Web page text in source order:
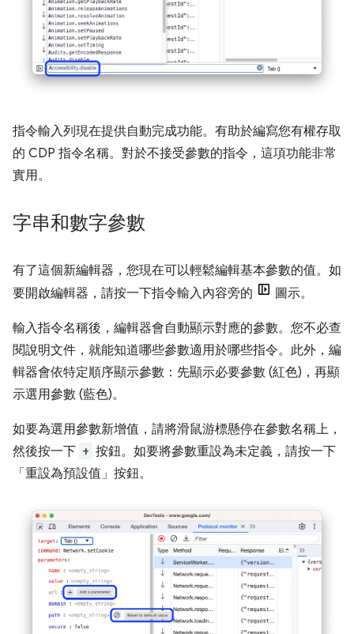
指令輸入列現在提供自動完成功能。有助於編寫您有權存取
的 CDP 指令名稱。對於不接受參數的指令，這項功能非常
實用。
字串和數字參數
有了這個新編輯器，您現在可以輕鬆編輯基本參數的值。如
要開啟編輯器，請按一下指令輸入內容旁的
圖示。
輸入指令名稱後，編輯器會自動顯示對應的參數。您不必查
閱說明文件，就能知道哪些參數適用於哪些指令。此外，編
輯器會依特定順序顯示參數：先顯示必要參數 (紅色)，再顯
示選用參數 (藍色)。
如要為選用參數新增值，請將滑鼠游標懸停在參數名稱上，
然後按一下 + 按鈕。如要將參數重設為未定義，請按一下
「重設為預設值」 按鈕。